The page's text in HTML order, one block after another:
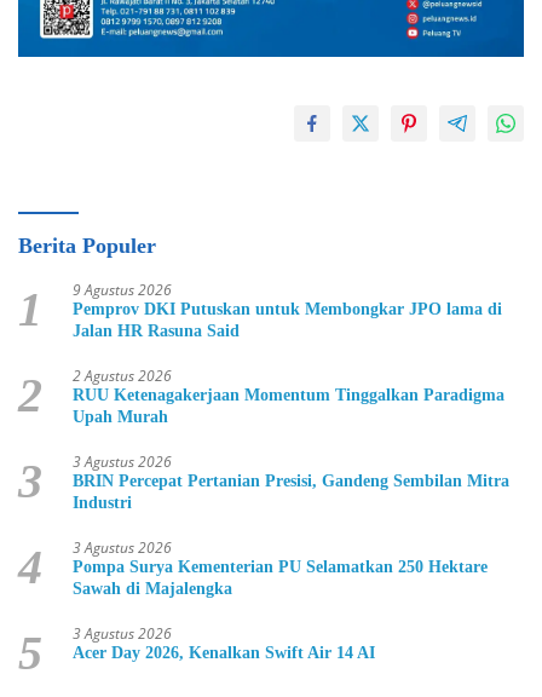
Berita Populer
1 9 Agustus 2026
Pemprov DKI Putuskan untuk Membongkar JPO lama di
Jalan HR Rasuna Said
2 2 Agustus 2026
RUU Ketenagakerjaan Momentum Tinggalkan Paradigma
Upah Murah
3 3 Agustus 2026
BRIN Percepat Pertanian Presisi, Gandeng Sembilan Mitra
Industri
4 3 Agustus 2026
Pompa Surya Kementerian PU Selamatkan 250 Hektare
Sawah di Majalengka
5 3 Agustus 2026
Acer Day 2026, Kenalkan Swift Air 14 AI